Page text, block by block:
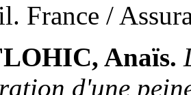
France /
Anaïs.
d'une